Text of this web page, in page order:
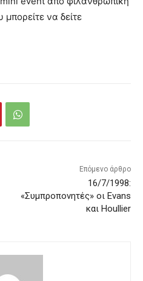
να δείτε
Επόμενο άρθρο
16/7/1998:
«Συμπροπονητές» οι Evans
και Houllier